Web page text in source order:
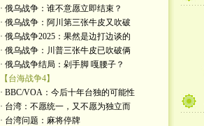
· 俄乌战争：谁不意愿立即结束？
· 俄乌战争：阿川第三张牛皮又吹破
· 俄乌战争2025：果然是边打边谈的
· 俄乌战争：川普三张牛皮已吹破俩
· 俄乌战争结局：剁手脚 嘎腰子？
【台海战争4】
· BBC/VOA：今后十年台独的可能性
· 台湾：不愿统一，又不愿为独立而
· 台湾问题：麻将停牌